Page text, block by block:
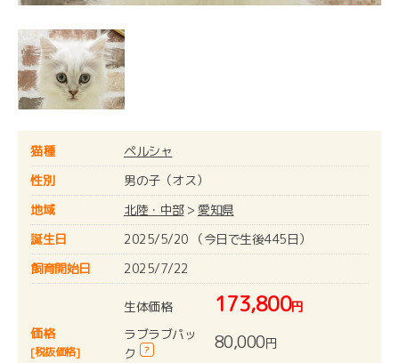
猫種
ペルシャ
性別
男の子（オス）
地域
北陸・中部> 愛知県
誕生日
2025/5/20 （今日で生後445日）
飼育開始日
2025/7/22
価格
[税抜価格]
生体価格 173,800円
ラブラブパッ
ク
? 80,000円